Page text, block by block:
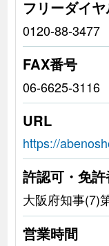
フリーダイ
0120-88-3477
FAX番号
06-6625-3116
URL
https://
許認可・免
大阪府知事(7)
営業時間